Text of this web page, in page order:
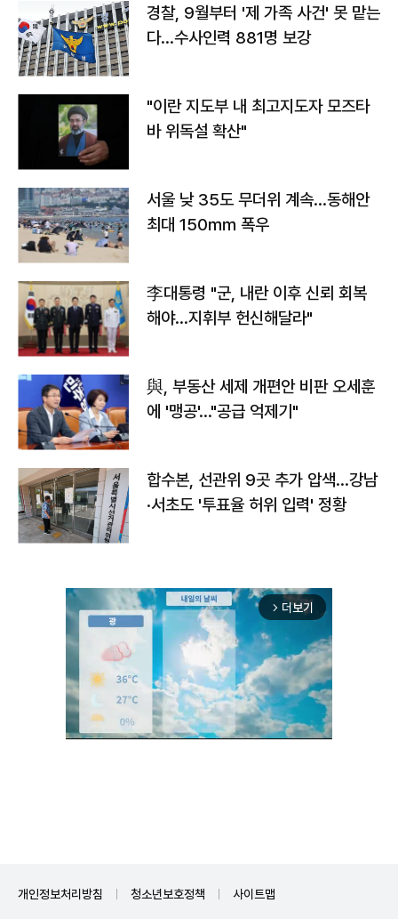
경찰, 9월부터 '제 가족 사건' 못 맡는
다…수사인력 881명 보강
"이란 지도부 내 최고지도자 모즈타
바 위독설 확산"
서울 낮 35도 무더위 계속…동해안
최대 150㎜ 폭우
李대통령 "군, 내란 이후 신뢰 회복
해야…지휘부 헌신해달라"
與, 부동산 세제 개편안 비판 오세훈
에 '맹공'…"공급 억제기"
합수본, 선관위 9곳 추가 압색…강남
·서초도 '투표율 허위 입력' 정황
arrow_forward_ios 더보기
개인정보처리방침 청소년보호정책 사이트맵